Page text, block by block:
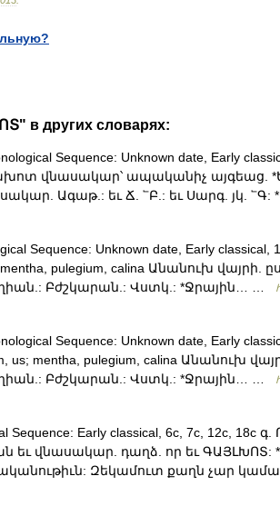
в других словарях:
Sequence: Unknown date, Early
վնասակար՝ ապականիչ այգեաց.
Ագաթ.: եւ Ճ. ՟Բ.: եւ Սարգ. յկ.
Sequence: Unknown date, Early
mentha, pulegium, calina Անանուխ
Բժշկարան.: Վստկ.: *Ջրային… …
Sequence: Unknown date, Early
us; mentha, pulegium, calina Անանուխ
Բժշկարան.: Վստկ.: *Ջրային… …
Sequence: Early classical, 6c, 7c, 12c,
եւ վնասակար. դաղձ. որ եւ ԳԱՅԼԽՈՏ:
Զեկամուտ քաղն չար